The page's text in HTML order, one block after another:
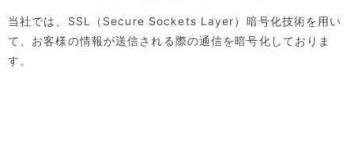
当社では、SSL（Secure Sockets Layer）暗号化技術を用い
て、お客様の情報が送信される際の通信を暗号化しておりま
す。